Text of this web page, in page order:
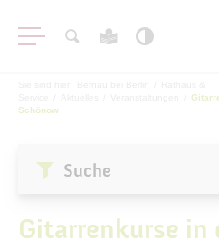
Stadtnachrichten
Schönow
Gitarrenkurse in
Suche